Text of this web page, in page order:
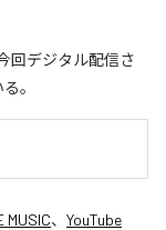
回デジタル配信さ
。
MUSIC、 YouTube